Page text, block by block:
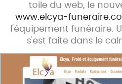
toile du web, le
www.elcya-
l'équipement funéraire.
s'est faite dans le